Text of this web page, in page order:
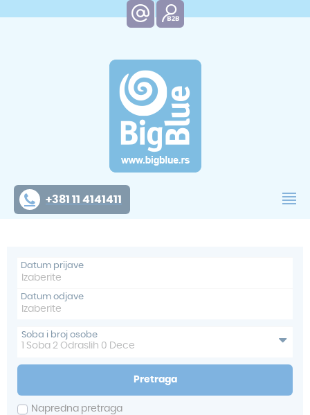
+381 11 4141411
Datum prijave
Datum odjave
Soba i broj osobe
Soba 2 Odraslih 0 Dece
Pretraga
Napredna pretraga